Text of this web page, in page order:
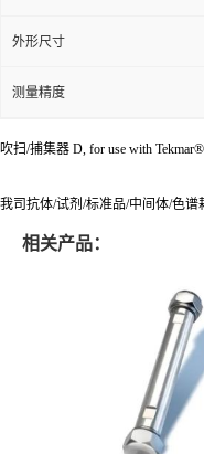
外形尺寸
测量精度
吹扫/捕集器 D, for use with
我司抗体/试剂/标准品/中间体/色
相关产品：